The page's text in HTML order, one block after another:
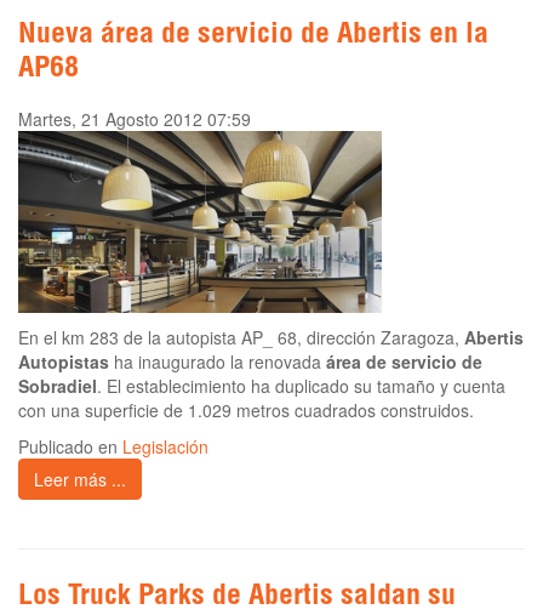
Nueva área de servicio de Abertis en la
AP68
Martes, 21 Agosto 2012 07:59
En el km 283 de la autopista AP_ 68, dirección Zaragoza, Abertis
Autopistas ha inaugurado la renovada área de servicio de
Sobradiel. El establecimiento ha duplicado su tamaño y cuenta
con una superficie de 1.029 metros cuadrados construidos.
Publicado en Legislación
Leer más ...
Los Truck Parks de Abertis saldan su